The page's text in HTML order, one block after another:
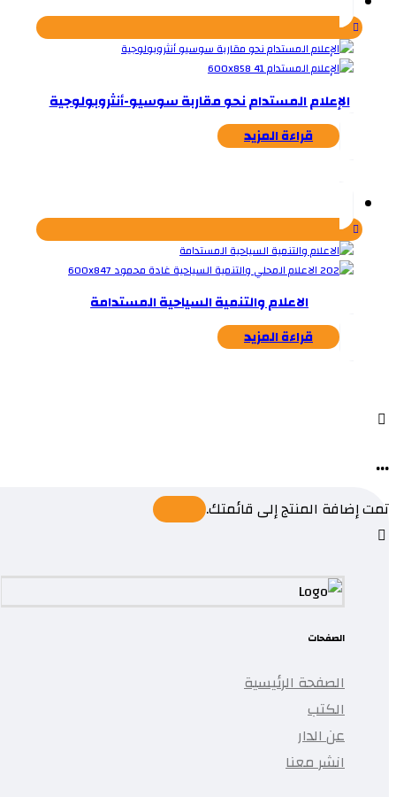
حسب
الأحدث
الإعلام المستدام نحو مقاربة سوسيو-أنثروبولوجية
قراءة المزيد
الاعلام والتنمية السياحية المستدامة
قراءة المزيد
...
تمت إضافة المنتج إلى قائمتك.
الصفحات
الصفحة الرئيسية
الكتب
عن الدار
انشر معنا